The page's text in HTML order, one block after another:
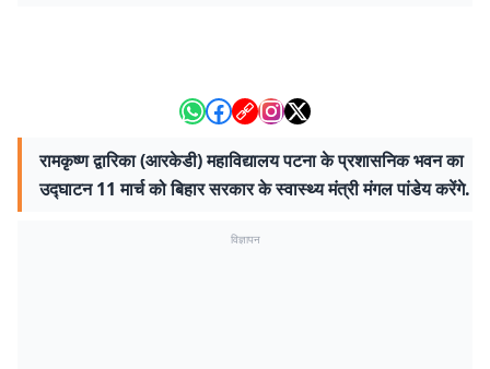
रामकृष्ण द्वारिका (आरकेडी) महाविद्यालय पटना के प्रशासनिक भवन का
उद्घाटन 11 मार्च को बिहार सरकार के स्वास्थ्य मंत्री मंगल पांडेय करेंगे.
विज्ञापन